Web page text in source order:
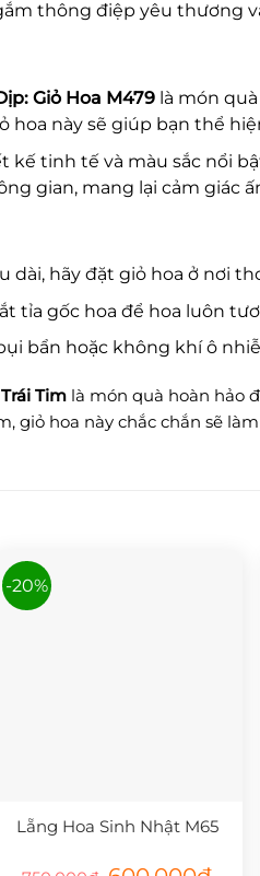
thông điệp yêu thương
Giỏ Hoa M479 là món
hoa này sẽ giúp bạn thể
kế tinh tế và màu sắc nổi
gian, mang lại cảm giác
dài, hãy đặt giỏ hoa ở nơi
tỉa gốc hoa để hoa luôn
bẩn hoặc không khí ô
Tim là món quà hoàn hảo
giỏ hoa này chắc chắn sẽ
-20%
Lẵng Hoa Sinh Nhật M65
Giá Giá